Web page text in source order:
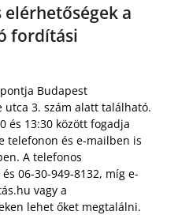
a
fordítási
Budapest
utca 3. szám alatt található.
és 13:30 között fogadja
telefonon és e-mailben is
A telefonos
06-30-949-8132, míg e-
vagy a
lehet őket megtalálni.